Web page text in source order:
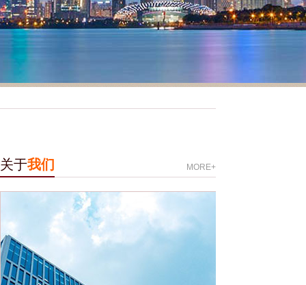
MORE+
关于我们